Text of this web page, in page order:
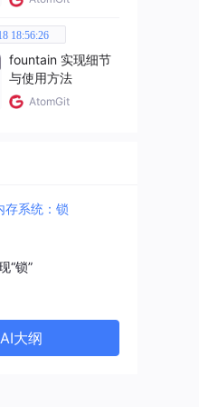
18:56:26
fountain 实现细节
与使用方法
AtomGit
存系统：锁
“锁”
大纲